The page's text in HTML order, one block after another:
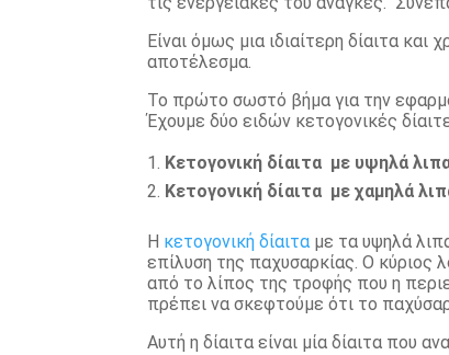
Είναι όμως μια ιδιαίτερη δίαιτα
αποτέλεσμα.
Το πρώτο σωστό βήμα για την
Έχουμε δύο ειδών κετογονικές
Κετογονική δίαιτα με υψηλά
Κετογονική δίαιτα με χαμηλά
Η κετογονική δίαιτα με τα υψηλά
επίλυση της παχυσαρκίας. Ο κύριος
από το λίπος της τροφής που η
πρέπει να σκεφτούμε ότι το
Αυτή η δίαιτα είναι μία δίαιτα που